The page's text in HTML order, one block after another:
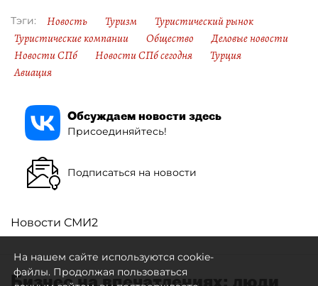
Тэги: Новость Туризм
Туристический рынок
Туристические компании
Общество
Деловые новости
Новости СПб
Новости СПб сегодня
Турция
Авиация
Обсуждаем новости здесь
Присоединяйтесь!
Подписаться на новости
Новости СМИ2
Бизнес на впечатлениях: люди
На нашем сайте используются cookie-
файлы. Продолжая пользоваться